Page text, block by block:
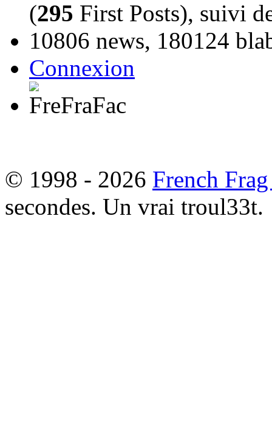
(295 First Posts), suivi
10806 news, 180124
Connexion
© 1998 - 2026 French
secondes. Un vrai troul33t.